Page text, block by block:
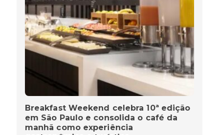
Breakfast Weekend celebra 10ª edição
em São Paulo e consolida o café da
manhã como experiência